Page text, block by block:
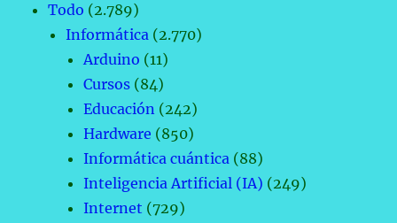
Todo (2.789)
Informática (2.770)
Arduino (11)
Cursos (84)
Educación (242)
Hardware (850)
Informática cuántica (88)
Inteligencia Artificial (IA) (249)
Internet (729)